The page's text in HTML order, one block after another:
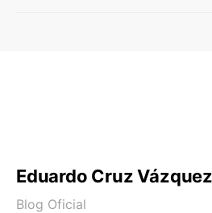
Eduardo Cruz Vázquez
Blog Oficial